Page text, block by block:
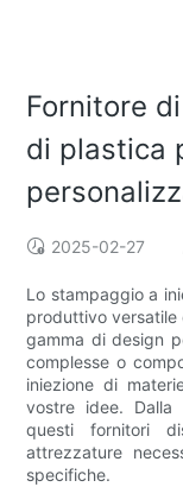
Fornitore
di plastica
2025-02-27
Lo stampaggio a
produttivo versatile
gamma di design
complesse o
iniezione di
vostre idee. Dalla
questi fornitori
attrezzature
specifiche.